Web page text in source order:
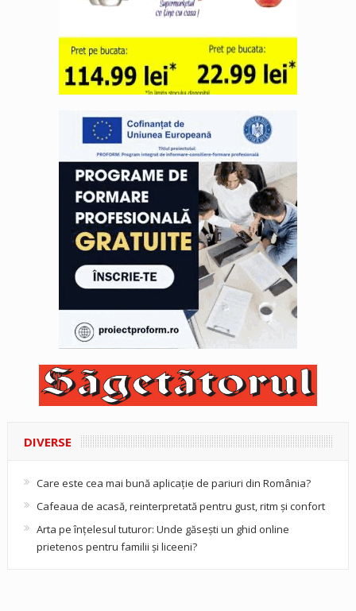
DIVERSE
Care este cea mai bună aplicație de pariuri din România?
Cafeaua de acasă, reinterpretată pentru gust, ritm și confort
Arta pe înțelesul tuturor: Unde găsești un ghid online
prietenos pentru familii și liceeni?